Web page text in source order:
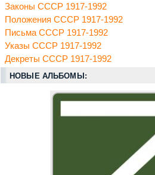
Законы СССР 1917-1992
Положения СССР 1917-1992
Письма СССР 1917-1992
Указы СССР 1917-1992
Декреты СССР 1917-1992
НОВЫЕ АЛЬБОМЫ: